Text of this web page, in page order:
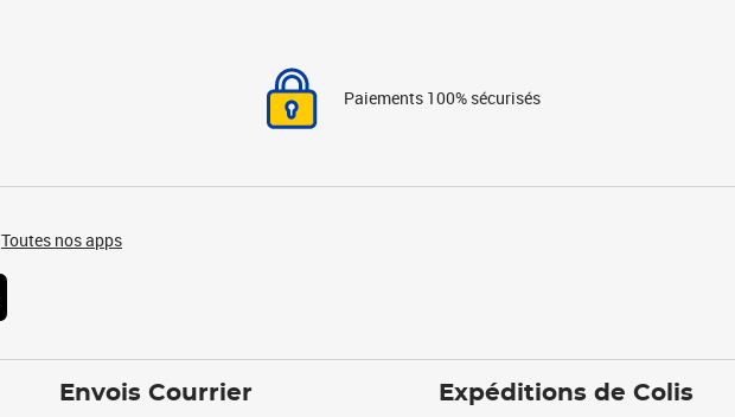
Paiements 100% sécurisés
Toutes nos apps
Envois Courrier Expéditions de Colis